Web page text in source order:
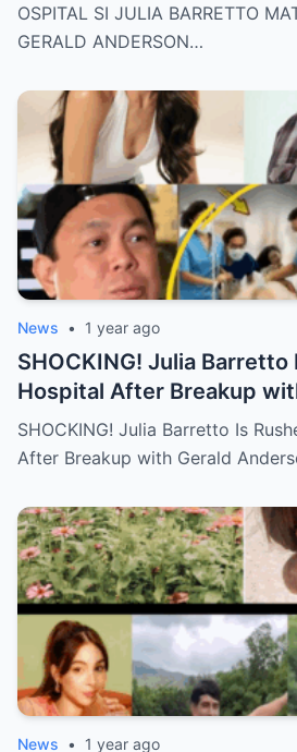
OSPITAL SI JULIA BARRETTO
GERALD ANDERSON…
News • 1 year ago
SHOCKING! Julia
Hospital After Breakup
Anderson — Dennis
His Silence!
SHOCKING! Julia Barretto Is
After Breakup with Gerald
News • 1 year ago